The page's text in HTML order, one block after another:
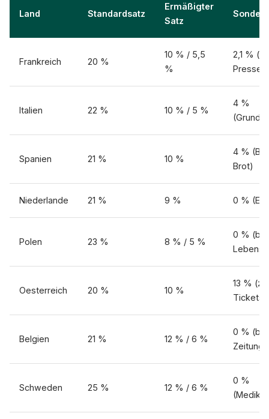
Land Standardsatz
Ermäßigter
Satz
Frankreich 20 %
10 % / 5,5
%
2,1 %
Presse)
Italien 22 % 10 % / 5 %
4 %
Spanien 21 % 10 %
4 %
Brot)
Niederlande 21 % 9 % 0 %
Polen 23 % 8 % / 5 %
0 %
Oesterreich 20 % 10 %
13 %
Tickets,
Belgien 21 % 12 % / 6 %
0 %
Schweden 25 % 12 % / 6 %
0 %